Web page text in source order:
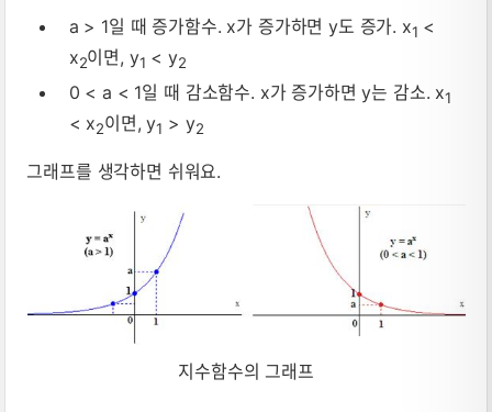
a > 1일 때 증가함수. x가 증가하면 y도 증가. x1 <
x2이면, y1 < y2
0 < a < 1일 때 감소함수. x가 증가하면 y는 감소. x1
< x2이면, y1 > y2
그래프를 생각하면 쉬워요.
지수함수의 그래프